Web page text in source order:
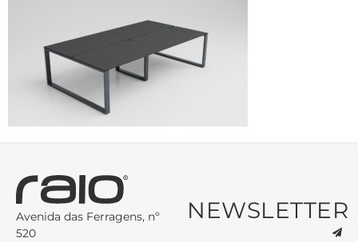
Avenida das Ferragens, nº
520
NEWSLETTER